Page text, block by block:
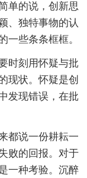
单的说，创新思
、独特事物的认
一些条条框框。
时刻用怀疑与批
现状。怀疑是创
发现错误，在批
都说一份耕耘一
败的回报。对于
一种考验。沉醉